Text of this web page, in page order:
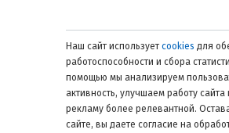
Наш сайт использует cookies для
работоспособности и сбора
помощью мы анализируем
активность, улучшаем работу
рекламу более релевантной.
сайте, вы даете согласие на